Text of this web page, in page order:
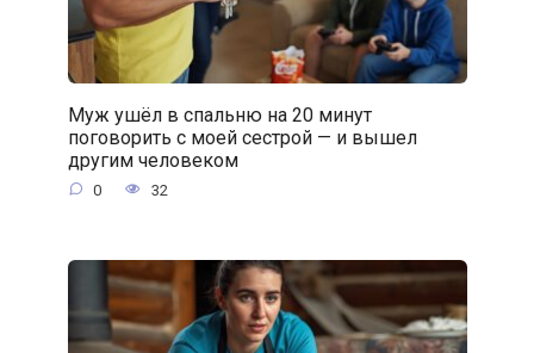
Муж ушёл в спальню на 20 минут
поговорить с моей сестрой — и вышел
другим человеком
0 32